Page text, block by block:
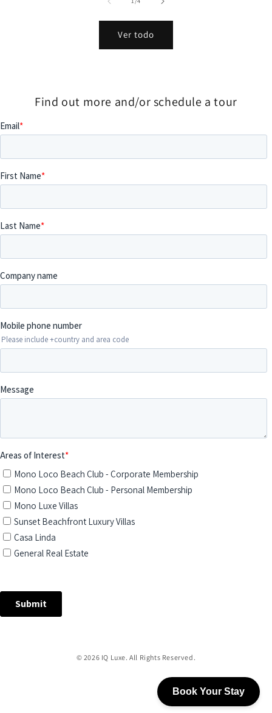
Ver todo
Find out more and/or schedule a tour
© 2026 IQ Luxe. All Rights Reserved.
Book Your Stay